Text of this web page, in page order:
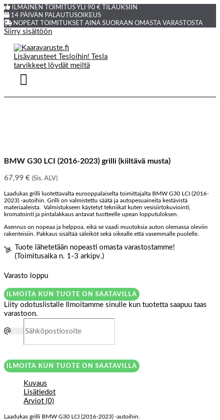
ILMAINEN TOIMITUS YLI 90 € TILAUKSIIN
14 PÄIVÄN PALAUTUSOIKEUS
NOPEAT TOIMITUKSET AINA SUORAAN OMASTA VARASTOSTA
Siirry sisältöön
BMW G30 LCI (2016-2023) grilli (kiiltävä musta)
67,99 € (Sis. ALV)
Laadukas grilli luotettavalta eurooppalaiselta toimittajalta BMW G30 LCI (2016-
2023) -autoihin. Grilli on valmistettu säätä ja autopesuaineita kestävistä
materiaaleista. Valmistukseen käytetyt tekniikat kuten vesisiirtokuviointi,
kromatointi ja pintalakkaus antavat tuotteelle upean lopputuloksen.
Asennus on nopeaa ja helppoa, eikä se vaadi muutoksia auton olemassa oleviin
rakenteisiin. Pakkaus sisältää säleiköt sekä oikealle että vasemmalle puolelle.
Tuote lähetetään nopeasti omasta varastostamme!
(Toimitusaika n. 1-3 arkipv.)
Varasto loppu
ILMOITA KUN TUOTE ON SAATAVILLA
Liity odotuslistalle
Ilmoitamme sinulle kun tuotetta saapuu taas
varastoon.
ILMOITA KUN TUOTE ON SAATAVILLA
Kuvaus
Lisätiedot
Arviot (0)
Laadukas grilli BMW G30 LCI (2016-2023) -autoihin.